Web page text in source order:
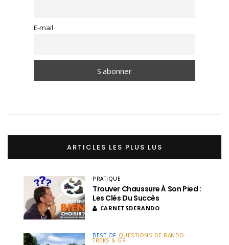
E-mail
ARTICLES LES PLUS LUS
PRATIQUE
Trouver Chaussure À Son Pied :
Les Clés Du Succès
CARNETSDERANDO
BEST OF QUESTIONS DE RANDO
TREKS & GR